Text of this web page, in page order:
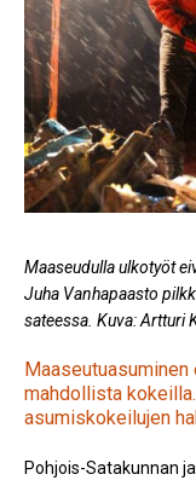
Maaseudulla ulkotyöt
Juha Vanhapaasto
sateessa. Kuva: Artturi
mahdollista
asumiskokeilujen
Pohjois-Satakunnan